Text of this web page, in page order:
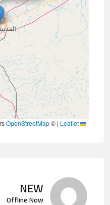
|
©
OpenStreetMap
NEW
Offline Now